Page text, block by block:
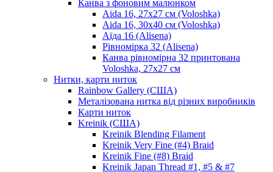
Канва з фоновим малюнком
Aida 16, 27х27 см (Voloshka)
Aida 16, 30х40 см (Voloshka)
Аїда 16 (Alisena)
Рівномірка 32 (Alisena)
Канва рівномірна 32 принтована
Voloshka, 27х27 см
Нитки, карти ниток
Rainbow Gallery (США)
Металізована нитка від різних виробників
Карти ниток
Kreinik (США)
Kreinik Blending Filament
Kreinik Very Fine (#4) Braid
Kreinik Fine (#8) Braid
Kreinik Japan Thread #1, #5 & #7